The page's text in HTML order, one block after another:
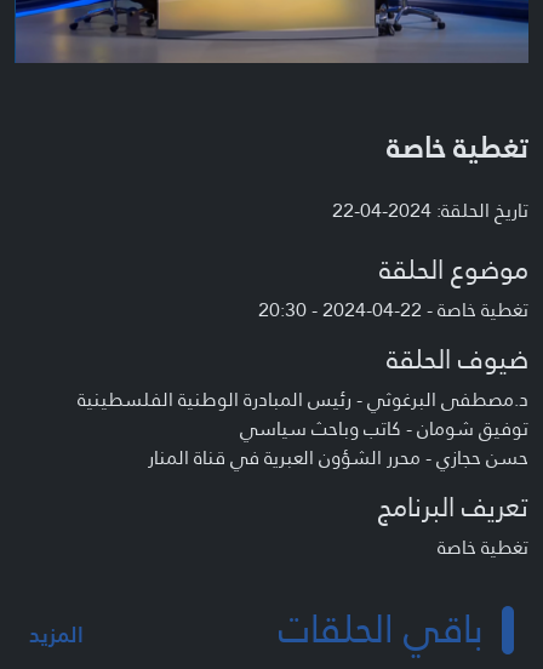
تغطية خاصة
تاريخ الحلقة: 2024-04-22
موضوع الحلقة
تغطية خاصة - 22-04-2024 - 20:30
ضيوف الحلقة
د.مصطفى البرغوثي - رئيس المبادرة الوطنية الفلسطينية
توفيق شومان - كاتب وباحث سياسي
حسن حجازي - محرر الشؤون العبرية في قناة المنار
تعريف البرنامج
تغطية خاصة
باقي الحلقات المزيد